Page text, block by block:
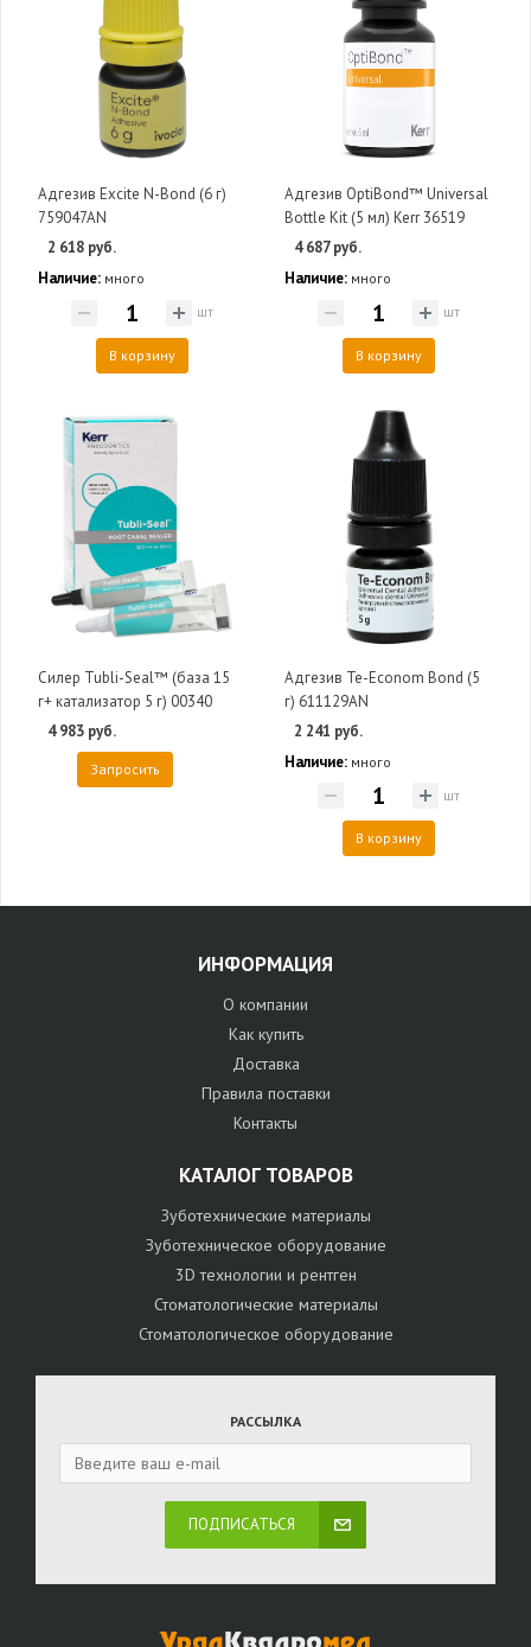
Адгезив Excite N-Bond (6 г)
759047AN
2 618 руб.
Наличие: много
шт
В корзину
Адгезив OptiBond™ Universal
Bottle Kit (5 мл) Kerr 36519
4 687 руб.
Наличие: много
шт
В корзину
Силер Tubli-Seal™ (база 15
г+ катализатор 5 г) 00340
4 983 руб.
Запросить
Адгезив Te-Econom Bond (5
г) 611129AN
2 241 руб.
Наличие: много
шт
В корзину
ИНФОРМАЦИЯ
О компании
Как купить
Доставка
Правила поставки
Контакты
КАТАЛОГ ТОВАРОВ
Зуботехнические материалы
Зуботехническое оборудование
3D технологии и рентген
Стоматологические материалы
Стоматологическое оборудование
РАССЫЛКА
ПОДПИСАТЬСЯ